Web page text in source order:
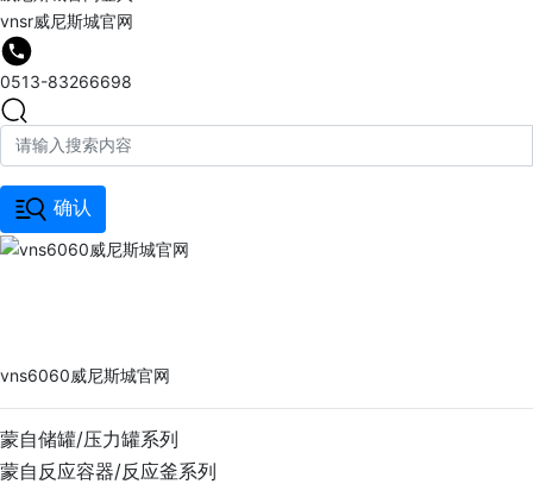
vnsr威尼斯城官网
0513-83266698
确认
vns6060威尼斯城官网
蒙自储罐/压力罐系列
蒙自反应容器/反应釜系列